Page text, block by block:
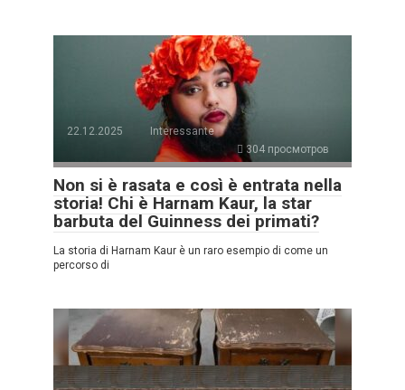
22.12.2025
Interessante
304 просмотров
Non si è rasata e così è entrata nella
storia! Chi è Harnam Kaur, la star
barbuta del Guinness dei primati?
La storia di Harnam Kaur è un raro esempio di come un
percorso di